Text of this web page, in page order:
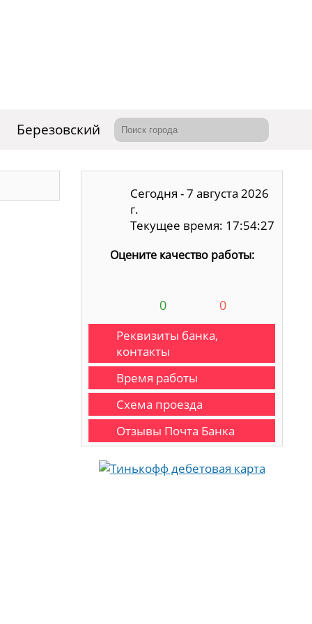
Березовский
Сегодня - 7 августа 2026
г.
Текущее время: 17:54:28
Оцените качество работы:
0 0
Реквизиты банка,
контакты
Время работы
Схема проезда
Отзывы Почта Банка